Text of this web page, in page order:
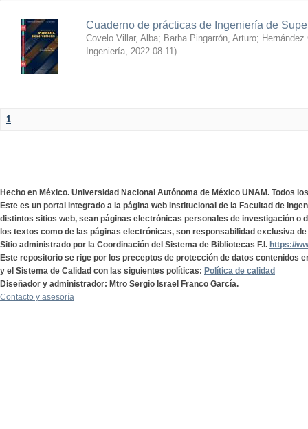
Cuaderno de prácticas de Ingeniería de
Covelo Villar, Alba; Barba Pingarrón, Arturo;
Ingeniería, 2022-08-11)
1
Hecho en México. Universidad Nacional Autónoma de México UNAM. Todos
Este es un portal integrado a la página web institucional de la Facultad de
distintos sitios web, sean páginas electrónicas personales de investigación o
los textos como de las páginas electrónicas, son responsabilidad exclusiva
Sitio administrado por la Coordinación del Sistema de Bibliotecas F.I. https://
Este repositorio se rige por los preceptos de protección de datos contenidos
y el Sistema de Calidad con las siguientes políticas: Política de calidad
Diseñador y administrador: Mtro Sergio Israel Franco García.
Contacto y asesoría